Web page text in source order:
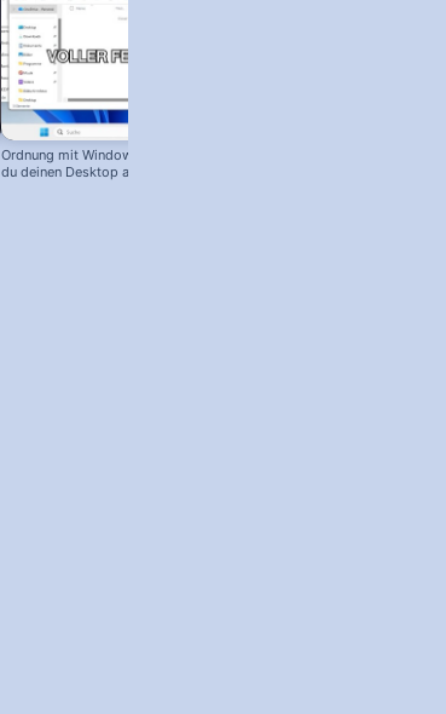
Ordnung mit Windows 11: so räumst
du deinen Desktop auf!